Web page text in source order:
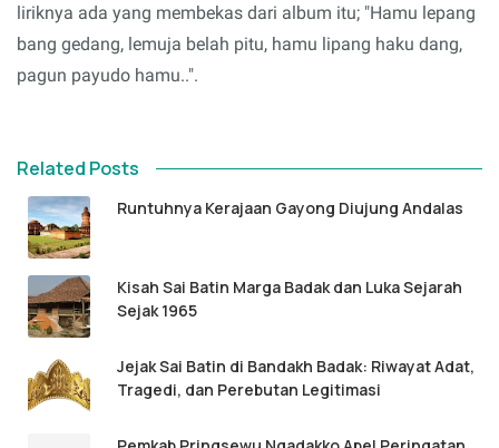
liriknya ada yang membekas dari album itu; "Hamu lepang
bang gedang, lemuja belah pitu, hamu lipang haku dang,
pagun payudo hamu..".
Related Posts
Runtuhnya Kerajaan Gayong Diujung Andalas
Kisah Sai Batin Marga Badak dan Luka Sejarah
Sejak 1965
Jejak Sai Batin di Bandakh Badak: Riwayat Adat,
Tragedi, dan Perebutan Legitimasi